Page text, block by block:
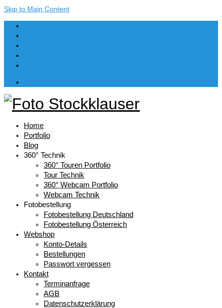
Skip to Main Content
Home
Portfolio
Blog
360° Technik
360° Touren Portfolio
Tour Technik
360° Webcam Portfolio
Webcam Technik
Fotobestellung
Fotobestellung Deutschland
Fotobestellung Österreich
Webshop
Konto-Details
Bestellungen
Passwort vergessen
Kontakt
Terminanfrage
AGB
Datenschutzerklärung